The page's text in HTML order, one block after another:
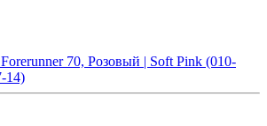
70, Розовый | Soft Pink (010-
14)